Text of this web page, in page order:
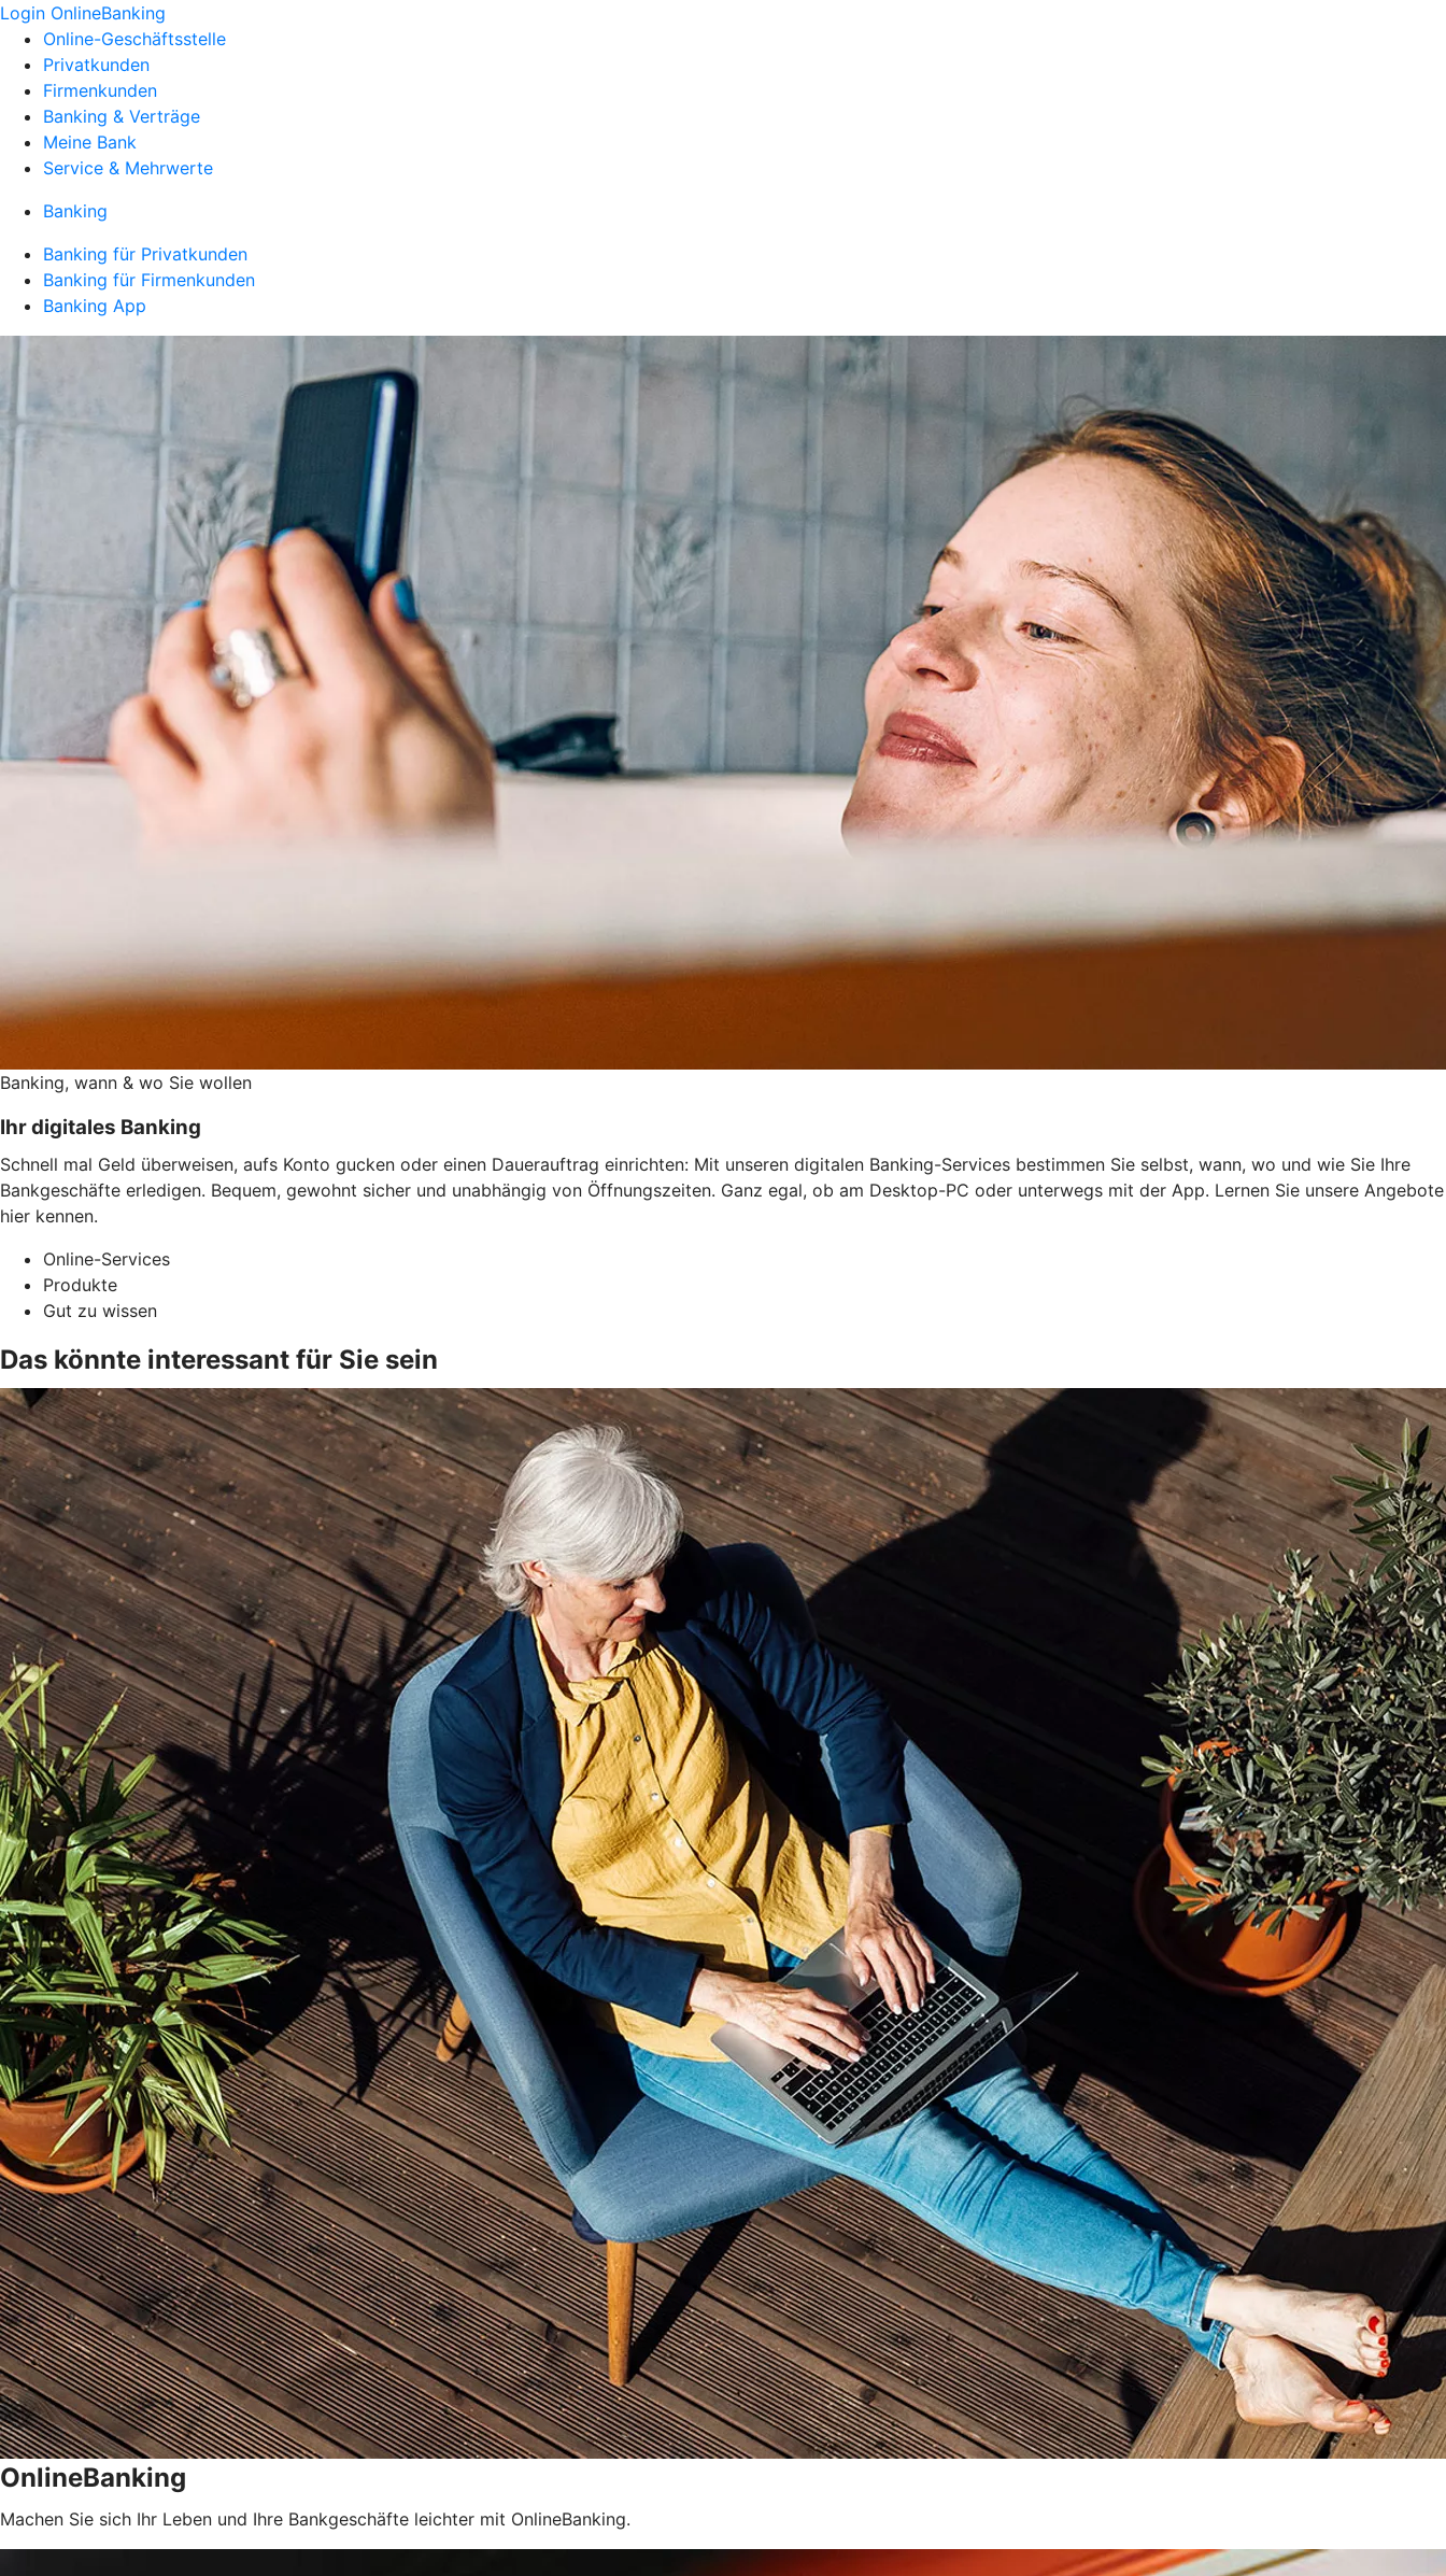
Login OnlineBanking
Online-Geschäftsstelle
Privatkunden
Firmenkunden
Banking & Verträge
Meine Bank
Service & Mehrwerte
Banking
Banking für Privatkunden
Banking für Firmenkunden
Banking App
Banking, wann & wo Sie wollen
Ihr digitales Banking
Schnell mal Geld überweisen, aufs Konto gucken oder einen Dauerauftrag einrichten: Mit unseren digitalen Banking-Services bestimmen Sie selbst, wann, wo und wie Sie Ihre
Bankgeschäfte erledigen. Bequem, gewohnt sicher und unabhängig von Öffnungszeiten. Ganz egal, ob am Desktop-PC oder unterwegs mit der App. Lernen Sie unsere Angebote
hier kennen.
Online-Services
Produkte
Gut zu wissen
Das könnte interessant für Sie sein
OnlineBanking
Machen Sie sich Ihr Leben und Ihre Bankgeschäfte leichter mit OnlineBanking.